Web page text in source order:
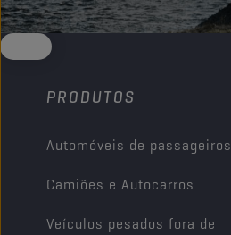
PRODUTOS
Automóveis de passageiros
Camiões e Autocarros
Veículos pesados fora de